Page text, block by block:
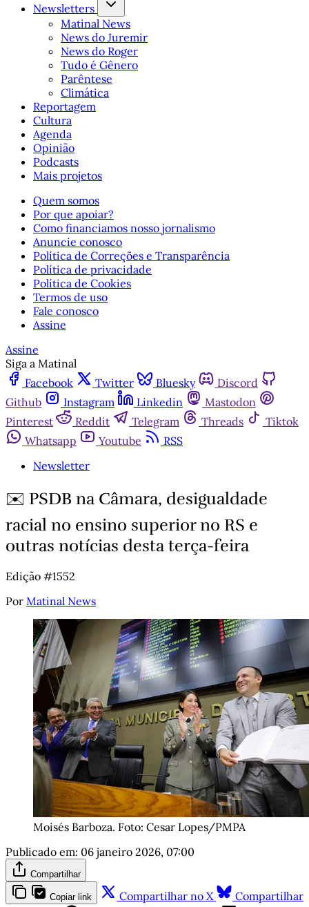
Newsletters
Matinal News
News do Juremir
News do Roger
Tudo é Gênero
Parêntese
Climática
Reportagem
Cultura
Agenda
Opinião
Podcasts
Mais projetos
Quem somos
Por que apoiar?
Como financiamos nosso jornalismo
Anuncie conosco
Política de Correções e Transparência
Política de privacidade
Política de Cookies
Termos de uso
Fale conosco
Assine
Assine
Siga a Matinal
Facebook
Twitter Bluesky
Discord
Github
Instagram Linkedin
Mastodon
Pinterest
Reddit Telegram Threads
Tiktok
Whatsapp
Youtube
RSS
Newsletter
✉️ PSDB na Câmara, desigualdade
racial no ensino superior no RS e
outras notícias desta terça-feira
Edição #1552
Por Matinal News
Moisés Barboza. Foto: Cesar Lopes/PMPA
Publicado em: 06 janeiro 2026, 07:00
Compartilhar
Copiar link Compartilhar no X
Compartilhar